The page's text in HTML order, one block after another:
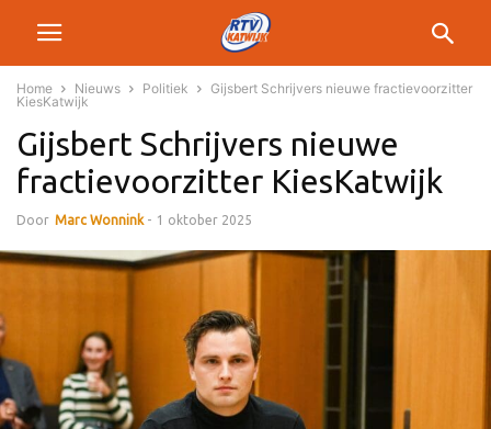
Home Nieuws Politiek
Gijsbert Schrijvers nieuwe fractievoorzitter
KiesKatwijk
Gijsbert Schrijvers nieuwe
fractievoorzitter KiesKatwijk
Door Marc Wonnink - 1 oktober 2025